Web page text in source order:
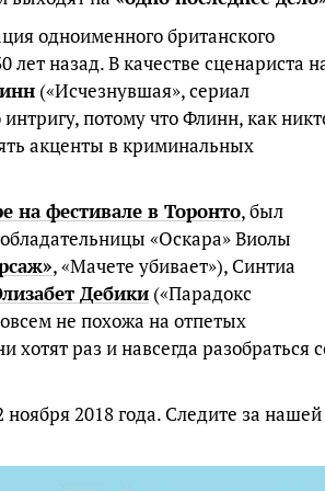
одноименного британского
назад. В качестве сценариста
(«Исчезнувшая», сериал
потому что Флинн, как
акценты в криминальных
на фестивале в Торонто, был
«Оскара» Виолы
, «Мачете убивает»), Синтиа
Дебики («Парадокс
не похожа на отпетых
хотят раз и навсегда разобраться
2018 года. Следите за нашей